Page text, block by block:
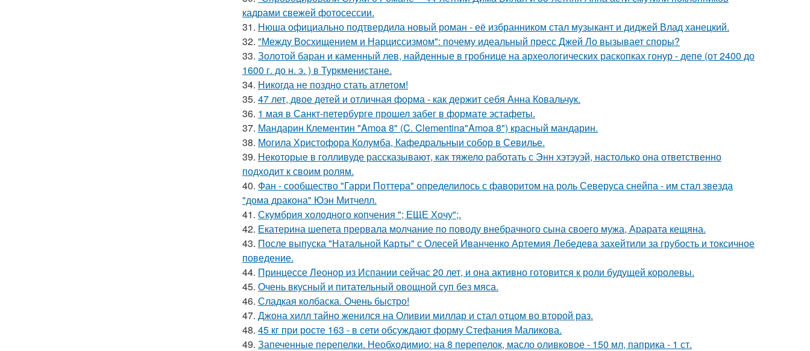
кадрами свежей фотосессии.
31. Нюша официально подтвердила новый роман - её избранником стал музыкант и диджей Влад ханецкий.
32. "Между Восхищением и Нарциссизмом": почему идеальный пресс Джей Ло вызывает споры?
33. Золотой баран и каменный лев, найденные в гробнице на археологических раскопках гонур - депе (от 2400 до
1600 г. до н. э. ) в Туркменистане.
34. Никогда не поздно стать атлетом!
35. 47 лет, двое детей и отличная форма - как держит себя Анна Ковальчук.
36. 1 мая в Санкт-петербурге прошел забег в формате эстафеты.
37. Мандарин Клементин "Amoa 8" (C. Clementina"Amoa 8") красный мандарин.
38. Могила Христофора Колумба, Кафедральныи собор в Севилье.
39. Некоторые в голливуде рассказывают, как тяжело работать с Энн хэтэуэй, настолько она ответственно
подходит к своим ролям.
40. Фан - сообщество "Гарри Поттера" определилось с фаворитом на роль Северуса снейпа - им стал звезда
"дома дракона" Юэн Митчелл.
41. Скумбрия холодного копчения "; ЕЩЕ Хочу";.
42. Екатерина шепета прервала молчание по поводу внебрачного сына своего мужа, Арарата кещяна.
43. После выпуска "Натальной Карты" с Олесей Иванченко Артемия Лебедева захейтили за грубость и токсичное
поведение.
44. Принцессе Леонор из Испании сейчас 20 лет, и она активно готовится к роли будущей королевы.
45. Очень вкусный и питательный овощной суп без мяса.
46. Сладкая колбаска. Очень быстро!
47. Джона хилл тайно женился на Оливии миллар и стал отцом во второй раз.
48. 45 кг при росте 163 - в сети обсуждают форму Стефания Маликова.
49. Запеченные перепелки. Необходимио: на 8 перепелок, масло оливковое - 150 мл, паприка - 1 ст.